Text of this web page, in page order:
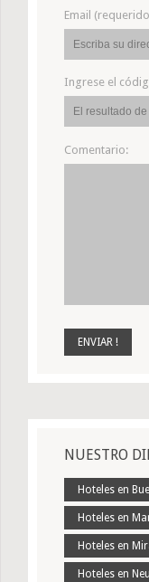
Email
Ingrese el
Comentario:
NUESTRO
Hoteles en
Hoteles en
Hoteles en
Hoteles en